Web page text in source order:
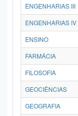
ENGENHARIAS III
ENGENHARIAS IV
ENSINO
FARMÁCIA
FILOSOFIA
GEOCIÊNCIAS
GEOGRAFIA